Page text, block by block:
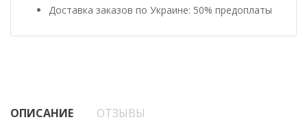
Доставка заказов по Украине: 50% предоплаты
ОПИСАНИЕ ОТЗЫВЫ